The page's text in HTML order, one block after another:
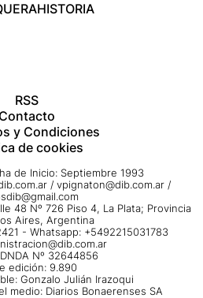
HISTORIA
RSS
Contacto
y Condiciones
de cookies
de Inicio: Septiembre 1993
/ vpignaton@dib.com.ar /
48 Nº 726 Piso 4, La Plata; Provincia
Aires, Argentina
- Whatsapp: +5492215031783
Nº 32644856
edición: 9.890
Gonzalo Julián Irazoqui
medio: Diarios Bonaerenses SA